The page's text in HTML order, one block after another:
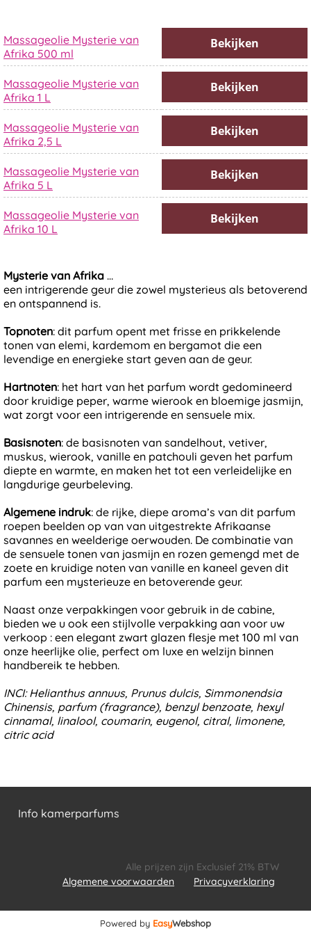
Massageolie Mysterie van
Afrika 500 ml
Bekijken
Massageolie Mysterie van
Afrika 1 L
Bekijken
Massageolie Mysterie van
Afrika 2,5 L
Bekijken
Massageolie Mysterie van
Afrika 5 L
Bekijken
Massageolie Mysterie van
Afrika 10 L
Bekijken
Mysterie van Afrika …
een intrigerende geur die zowel mysterieus als betoverend
en ontspannend is.
Topnoten: dit parfum opent met frisse en prikkelende
tonen van elemi, kardemom en bergamot die een
levendige en energieke start geven aan de geur.
Hartnoten: het hart van het parfum wordt gedomineerd
door kruidige peper, warme wierook en bloemige jasmijn,
wat zorgt voor een intrigerende en sensuele mix.
Basisnoten: de basisnoten van sandelhout, vetiver,
muskus, wierook, vanille en patchouli geven het parfum
diepte en warmte, en maken het tot een verleidelijke en
langdurige geurbeleving.
Algemene indruk: de rijke, diepe aroma’s van dit parfum
roepen beelden op van van uitgestrekte Afrikaanse
savannes en weelderige oerwouden. De combinatie van
de sensuele tonen van jasmijn en rozen gemengd met de
zoete en kruidige noten van vanille en kaneel geven dit
parfum een mysterieuze en betoverende geur.
Naast onze verpakkingen voor gebruik in de cabine,
bieden we u ook een stijlvolle verpakking aan voor uw
verkoop : een elegant zwart glazen flesje met 100 ml van
onze heerlijke olie, perfect om luxe en welzijn binnen
handbereik te hebben.
INCI: Helianthus annuus, Prunus dulcis, Simmonendsia
Chinensis, parfum (fragrance), benzyl benzoate, hexyl
cinnamal, linalool, coumarin, eugenol, citral, limonene,
citric acid
Info kamerparfums
Alle prijzen zijn Exclusief 21% BTW
Algemene voorwaarden
Privacyverklaring
Powered by EasyWebshop